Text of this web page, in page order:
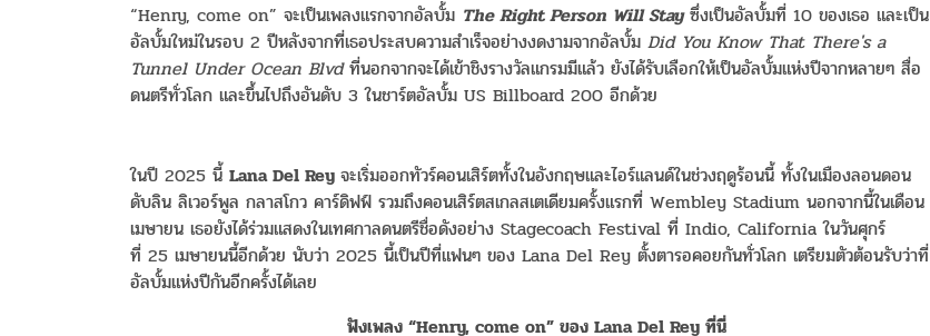
“Henry, come on” จะเป็นเพลงแรกจากอัลบั้ม The Right Person Will Stay ซึ่งเป็นอัลบั้มที่ 10 ของเธอ และเป็น
อัลบั้มใหม่ในรอบ 2 ปีหลังจากที่เธอประสบความสำเร็จอย่างงดงามจากอัลบั้ม Did You Know That There's a
Tunnel Under Ocean Blvdที่นอกจากจะได้เข้าชิงรางวัลแกรมมีแล้ว ยังได้รับเลือกให้เป็นอัลบั้มแห่งปีจากหลายๆ สื่อ
ดนตรีทั่วโลก และขึ้นไปถึงอันดับ 3 ในชาร์ตอัลบั้ม US Billboard 200 อีกด้วย
ในปี 2025 นี้ Lana Del Rey จะเริ่มออกทัวร์คอนเสิร์ตทั้งในอังกฤษและไอร์แลนด์ในช่วงฤดูร้อนนี้ ทั้งในเมืองลอนดอน
ดับลิน ลิเวอร์พูล กลาสโกว คาร์ดิฟฟ์ รวมถึงคอนเสิร์ตสเกลสเตเดียมครั้งแรกที่ Wembley Stadium นอกจากนี้ในเดือน
เมษายน เธอยังได้ร่วมแสดงในเทศกาลดนตรีชื่อดังอย่าง Stagecoach Festival ที่ Indio, California ในวันศุกร์
ที่ 25 เมษายนนี้อีกด้วย นับว่า 2025 นี้เป็นปีที่แฟนๆ ของ Lana Del Rey ตั้งตารอคอยกันทั่วโลก เตรียมตัวต้อนรับว่าที่
อัลบั้มแห่งปีกันอีกครั้งได้เลย
ฟังเพลง“Henry, come on” ของ Lana Del Rey ที่นี่